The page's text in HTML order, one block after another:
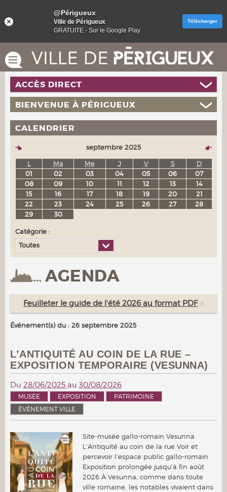
AGENDA
Feuilleter le guide de l'été 2026 au format PDF
Événement(s) du : 26 septembre 2025
L’ANTIQUITÉ AU COIN DE LA RUE –
EXPOSITION TEMPORAIRE (VESUNNA)
Du 28/06/2025 au 30/08/2026
MUSÉE EXPOSITION
PATRIMOINE
ÉVÉNEMENT VILLE
Site-musée gallo-romain Vesunna
L’Antiquité au coin de la rue Voir et
percevoir l’espace public gallo-romain
Exposition prolongée jusqu’à fin août
2026 À Vesunna, comme dans toute
ville romaine, les notables vivaient dans
ACCÈS DIRECT
BIENVENUE À PÉRIGUEUX
CALENDRIER
septembre 2025
L
Ma Me J V S
D
01
02 03 04 05 06
07
08
09 10 11 12 13
14
15
16 17 18 19 20
21
22
23 24 25 26 27
28
29
30
Catégorie :
Toutes
@Périgueux
Ville de Périgueux
GRATUITE - Sur le Google Play
Télécharger